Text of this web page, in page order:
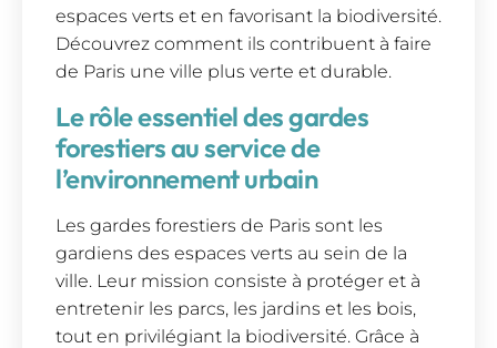
espaces verts et en favorisant la biodiversité.
Découvrez comment ils contribuent à faire
de Paris une ville plus verte et durable.
Le rôle essentiel des gardes
forestiers au service de
l’environnement urbain
Les gardes forestiers de Paris sont les
gardiens des espaces verts au sein de la
ville. Leur mission consiste à protéger et à
entretenir les parcs, les jardins et les bois,
tout en privilégiant la biodiversité. Grâce à